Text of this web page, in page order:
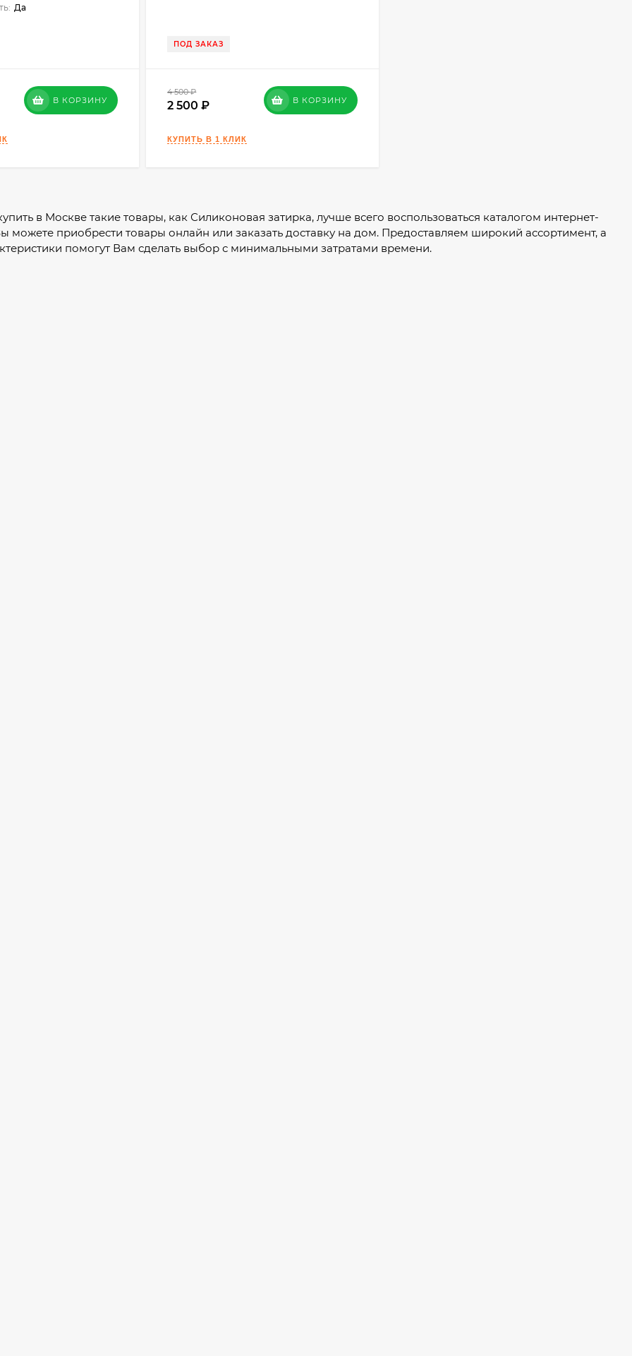
Да
В КОРЗИНУ
ПОД ЗАКАЗ
4 500 ₽
2 500 В КОРЗИНУ
в Москве такие товары, как Силиконовая затирка, лучше всего воспользоваться каталогом интернет-
можете приобрести товары онлайн или заказать доставку на дом. Предоставляем широкий ассортимент, а
помогут Вам сделать выбор с минимальными затратами времени.